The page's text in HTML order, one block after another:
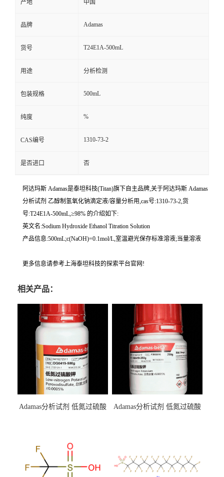
产地 中国
品牌 Adamas
货号 T24E1A-500mL
用途 分析检测
包装规格 500mL
纯度 %
CAS编号 1310-73-2
是否进口 否
阿达玛斯 Adamas是泰坦科技(Titan)旗下自主品牌,关于阿达玛斯 Adamas
分析试剂 乙醇制氢氧化钠滴定液/容量分析用,cas号:1310-73-2,货
号:T24E1A-500mL,≥98% 的介绍如下:
英文名:Sodium Hydroxide Ethanol Titration Solution
产品信息:500mL;c(NaOH)=0.1mol/L,室温避光保存标准溶液;当量溶液
更多信息请参考上海泰坦科技的探索平台官网!
相关产品：
Adamas分析试剂 低氮过硫酸
（泰坦现货供应）
Adamas分析试剂 低氮过硫酸